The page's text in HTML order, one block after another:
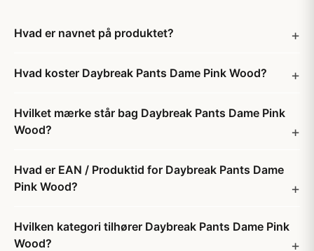
Hvad er navnet på produktet?
Hvad koster Daybreak Pants Dame Pink Wood?
Hvilket mærke står bag Daybreak Pants Dame Pink
Wood?
Hvad er EAN / Produktid for Daybreak Pants Dame
Pink Wood?
Hvilken kategori tilhører Daybreak Pants Dame Pink
Wood?